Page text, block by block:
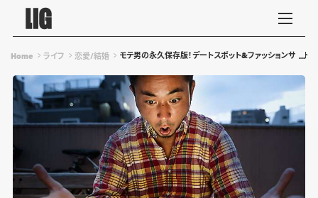
Home ライフ 恋愛/結婚 モテ男の永久保存版！デートスポット&ファッションサイト